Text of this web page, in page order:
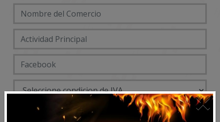
×
DATOS ENTREGA